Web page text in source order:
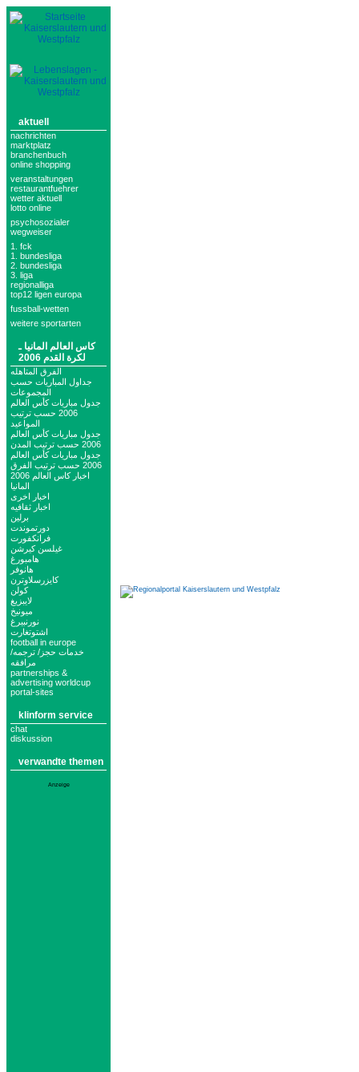
aktuell
nachrichten
marktplatz
branchenbuch
online shopping
veranstaltungen
restaurantfuehrer
wetter aktuell
lotto online
psychosozialer
wegweiser
1. fck
1. bundesliga
2. bundesliga
3. liga
regionalliga
top12 ligen europa
fussball-wetten
weitere sportarten
كاس العالم المانيا ـ
لكرة القدم 2006
الفرق المتاهله
جداول المباريات حسب
المجموعات
جدول مباريات كأس العالم
2006 حسب ترتيب
المواعيد
جدول مباريات كأس العالم
2006 حسب ترتيب المدن
جدول مباريات كأس العالم
2006 حسب ترتيب الفرق
اخبار كاس العالم 2006
المانيا
اخبار اخرى
اخبار ثقافيه
برلين
دورتموندت
فرانكفورت
غيلسن كيرشن
هامبورغ
هانوفر
كايزرسلاوترن
كولن
لايبزيغ
ميونيخ
نورنبيرغ
اشتوتغارت
football in europe
خدمات حجز/ ترجمه/
مرافقه
partnerships &
advertising worldcup
portal-sites
klinform service
chat
diskussion
verwandte themen
Anzeige